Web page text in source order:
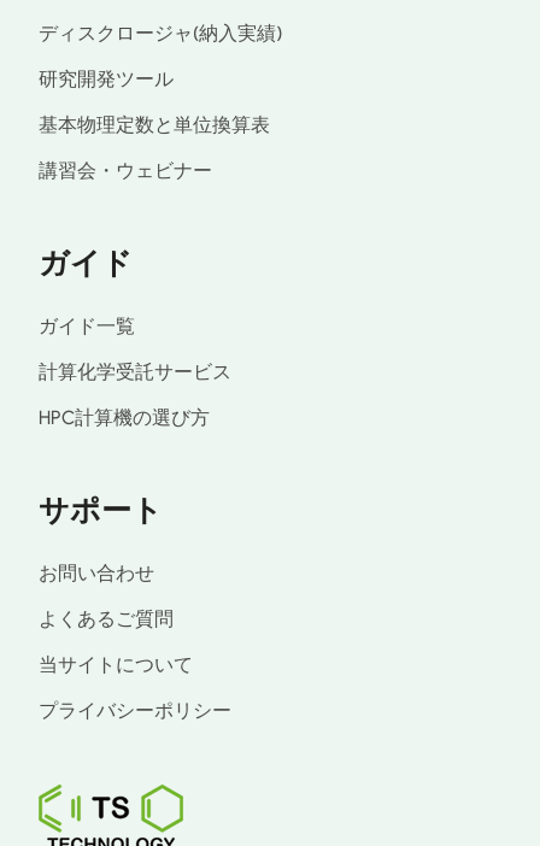
ディスクロージャ(納入実績)
研究開発ツール
基本物理定数と単位換算表
講習会・ウェビナー
ガイド
ガイド一覧
計算化学受託サービス
HPC計算機の選び方
サポート
お問い合わせ
よくあるご質問
当サイトについて
プライバシーポリシー